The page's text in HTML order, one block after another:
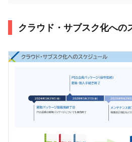
クラウド・サブスク化への